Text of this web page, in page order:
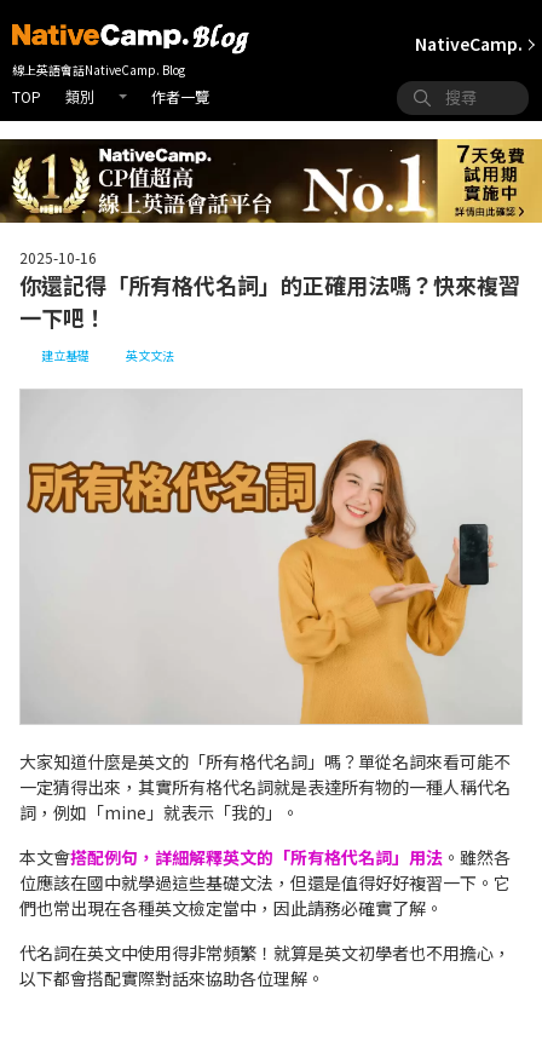
線上英語會話NativeCamp. Blog
TOP 類別 作者一覽
NativeCamp.
2025-10-16
你還記得「所有格代名詞」的正確用法嗎？快來複習
一下吧！
建立基礎 英文文法
大家知道什麼是英文的「所有格代名詞」嗎？單從名詞來看可能不
一定猜得出來，其實所有格代名詞就是表達所有物的一種人稱代名
詞，例如「mine」就表示「我的」。
本文會搭配例句，詳細解釋英文的「所有格代名詞」用法 。雖然各
位應該在國中就學過這些基礎文法，但還是值得好好複習一下。它
們也常出現在各種英文檢定當中，因此請務必確實了解。
代名詞在英文中使用得非常頻繁！就算是英文初學者也不用擔心，
以下都會搭配實際對話來協助各位理解。